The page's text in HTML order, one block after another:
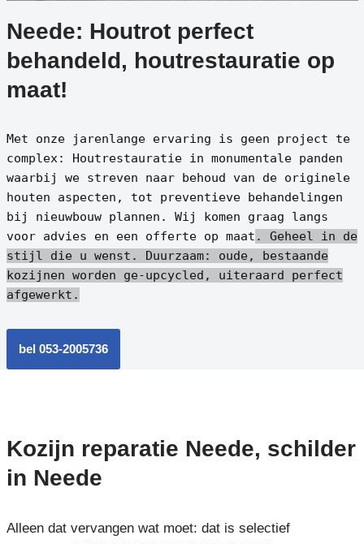
Neede: Houtrot perfect
behandeld, houtrestauratie op
maat!
Met onze jarenlange ervaring is geen project te
complex: Houtrestauratie in monumentale panden
waarbij we streven naar behoud van de originele
houten aspecten, tot preventieve behandelingen
bij nieuwbouw plannen. Wij komen graag langs
voor advies en een offerte op maat . Geheel in de
stijl die u wenst. Duurzaam: oude, bestaande
kozijnen worden ge-upcycled, uiteraard perfect
afgewerkt.
bel 053-2005736
Kozijn reparatie Neede, schilder
in Neede
Alleen dat vervangen wat moet: dat is selectief